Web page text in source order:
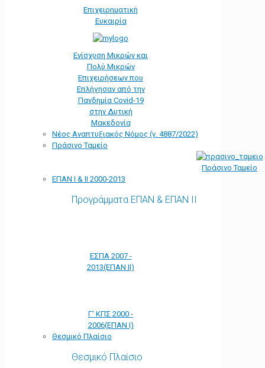
Επιχειρηματική
Ευκαιρία
Ενίσχυση Μικρών και
Πολύ Μικρών
Επιχειρήσεων που
Επλήγησαν από την
Πανδημία Covid-19
στην Δυτική
Μακεδονία
Νέος Αναπτυξιακός Νόμος (ν. 4887/2022)
Πράσινο Ταμείο
Πράσινο Ταμείο
ΕΠΑΝ Ι & ΙΙ 2000-2013
Προγράμματα ΕΠΑΝ & ΕΠΑΝ ΙΙ
ΕΣΠΑ 2007 -
2013(ΕΠΑΝ ΙΙ)
Γ' ΚΠΣ 2000 -
2006(ΕΠΑΝ Ι)
Θεσμικό Πλαίσιο
Θεσμικό Πλαίσιο